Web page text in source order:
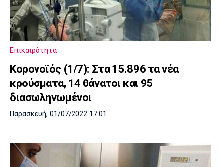
Επικαιρότητα
Κορονοϊός (1/7): Στα 15.896 τα νέα
κρούσματα, 14 θάνατοι και 95
διασωληνωμένοι
Παρασκευή, 01/07/2022 17:01